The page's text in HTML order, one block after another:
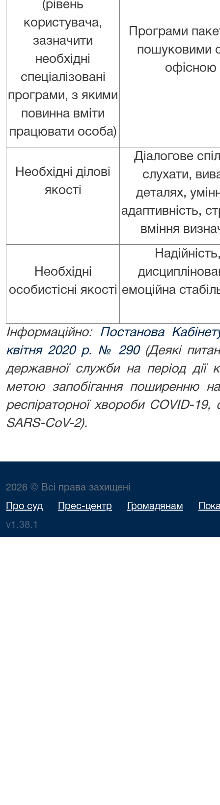
(рівень
користувача,
зазначити
необхідні
спеціалізовані
програми, з якими
повинна вміти
працювати особа)
Програми
пошуковими
офісною
Необхідні ділові
якості
Діалогове
слухати,
деталях,
адаптивність,
вміння
Необхідні
особистісні якості емоційна
Інформаційно:
Постанова
квітня 2020 р. № 290(Деякі
державної служби на період дії
метою запобігання поширенню на
респіраторної хвороби COVID-19,
SARS-CoV-2).
2026 © Всі права захищені
Про суд Прес-центр Громадянам
v1.38.1